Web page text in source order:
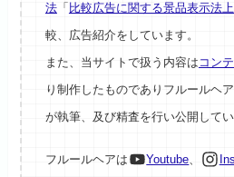
法「 比較広告に関する景品表示法
較、広告紹介をしています。
また、当サイトで扱う内容は コン
り制作したものでありフルールヘア
が執筆、及び精査を行い公開してい
フルールヘアは Youtube、